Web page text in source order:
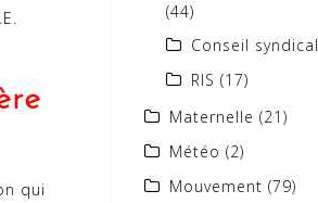
qui
(44)
Conseil syndical
RIS (17)
Maternelle (21)
Météo (2)
Mouvement (79)